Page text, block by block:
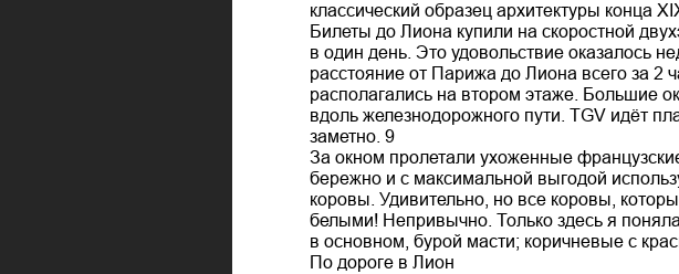
классический образец архитектуры конца
Билеты до Лиона купили на скоростной
в один день. Это удовольствие оказалось
расстояние от Парижа до Лиона всего за 2
располагались на втором этаже. Большие
вдоль железнодорожного пути. TGV идёт
заметно. 9
За окном пролетали ухоженные
бережно и с максимальной выгодой
коровы. Удивительно, но все коровы,
белыми! Непривычно. Только здесь я
в основном, бурой масти; коричневые с
По дороге в Лион